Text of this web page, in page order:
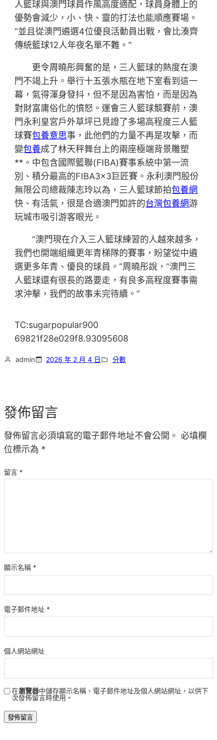
人籃球與澳門球員作風高度適配，球員身體上的
優勢會減少，小、快、靈的打法也能順應賽場。
“並且從澳門遴選4位優良活動員出戰，會比湊齊
傳統籃球12人年夜名單不難。”
更令周曉彤興奮的是，三人籃球的熱度在澳
門不竭上升。舉行十五張水瓶在地下室看到這一
幕，氣得渾身發抖，但不是因為害怕，而是因為
對財富庸俗化的憤怒。運會三人籃球競賽前，澳
門永利皇宮戶外草坪已見證了多場高程度三人籃
球賽包養意思事，此他們的力量不再是攻擊，而
變包養成了林天秤舞台上的兩座極端背景雕塑
**。中包含國際籃聯(FIBA)賽事系統中第一流
別、積分最高的FIBA3x3巨匠賽。永利澳門股份
無限公司總裁陳志玲以為，三人籃球節拍包養網
快、有活氣，很是合適澳門如許的台灣包養網游
玩城市吸引游客眼光。
“澳門現在介入三人籃球練習的人越來越多，
我們也開端組織更年青梯隊的賽事，盼望從中遴
選更多年青、優良的球員。”周曉彤說，“澳門三
人籃球還有很長的路要走，有良多高程度賽事需
求沖擊，我們的故事未完待續。”
TC:sugarpopular900
69821f28e029f8.93095608
admin 2026 年 2 月 4 日 分數
發佈留言
發佈留言必須填寫的電子郵件地址不會公開。 必填欄
位標示為 *
留言 *
顯示名稱 *
電子郵件地址 *
個人網站網址
在瀏覽器中儲存顯示名稱、電子郵件地址及個人網站網址，以供下
次發佈留言時使用。